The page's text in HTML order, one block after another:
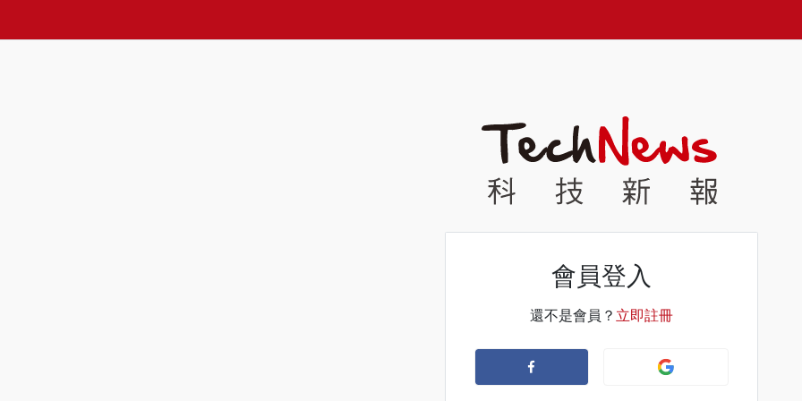
會員登入
還不是會員？ 立即註冊